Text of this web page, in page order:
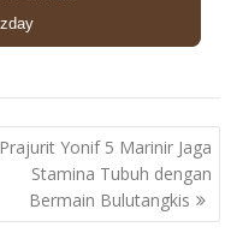
Prajurit Yonif 5 Marinir Jaga
Stamina Tubuh dengan
Bermain Bulutangkis